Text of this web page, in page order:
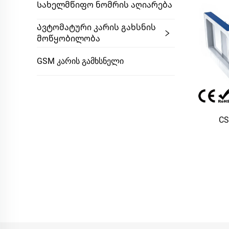
Სახელმწიფო Ნომრის Აღიარება
Ავტომატური Კარის Გახსნის
Მოწყობილობა
GSM Კარის Გამხსნელი